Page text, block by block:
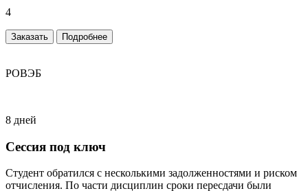
4
Заказать Подробнее
РОВЭБ
8 дней
Сессия под ключ
Студент обратился с несколькими задолженностями и риском
отчисления. По части дисциплин сроки пересдачи были